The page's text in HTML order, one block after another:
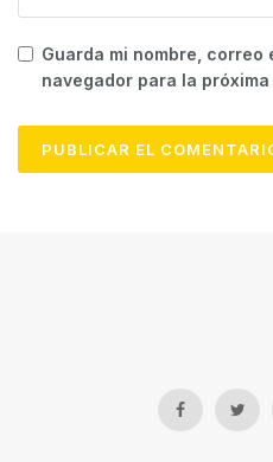
Guarda mi nombre,
navegador para la